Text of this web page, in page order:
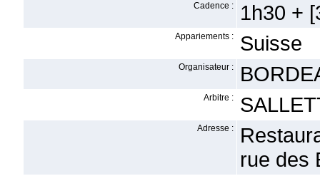
Cadence : 1h30 +
Appariements : Suisse
Organisateur :
Arbitre :
Adresse :
rue des